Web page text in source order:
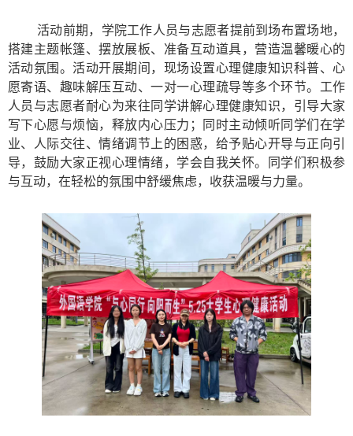
活动前期，学院工作人员与志愿者提前到场布置场地，
搭建主题帐篷、摆放展板、准备互动道具，营造温馨暖心的
活动氛围。活动开展期间，现场设置心理健康知识科普、心
愿寄语、趣味解压互动、一对一心理疏导等多个环节。工作
人员与志愿者耐心为来往同学讲解心理健康知识，引导大家
写下心愿与烦恼，释放内心压力；同时主动倾听同学们在学
业、人际交往、情绪调节上的困惑，给予贴心开导与正向引
导，鼓励大家正视心理情绪，学会自我关怀。同学们积极参
与互动，在轻松的氛围中舒缓焦虑，收获温暖与力量。